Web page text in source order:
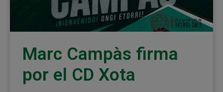
Marc Campàs firma
por el CD Xota